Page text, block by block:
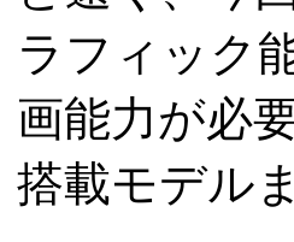
ラフィック
画能力が必
搭載モデル